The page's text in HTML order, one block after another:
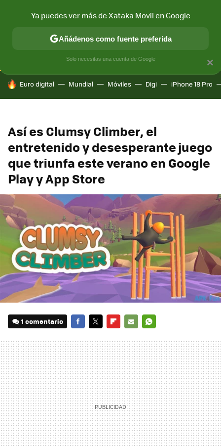
CONECTIVIDAD MÓVIL Y SOCIEDAD APLICACIONES
HOY SE HABLA DE
Euro digital Mundial Móviles Digi iPhone 18 Pro
Así es Clumsy Climber, el
entretenido y desesperante juego
que triunfa este verano en Google
Play y App Store
1 comentario
MAIL
×
Ya puedes ver más de Xataka Movil en Google
Añádenos como fuente preferida
Solo necesitas una cuenta de Google